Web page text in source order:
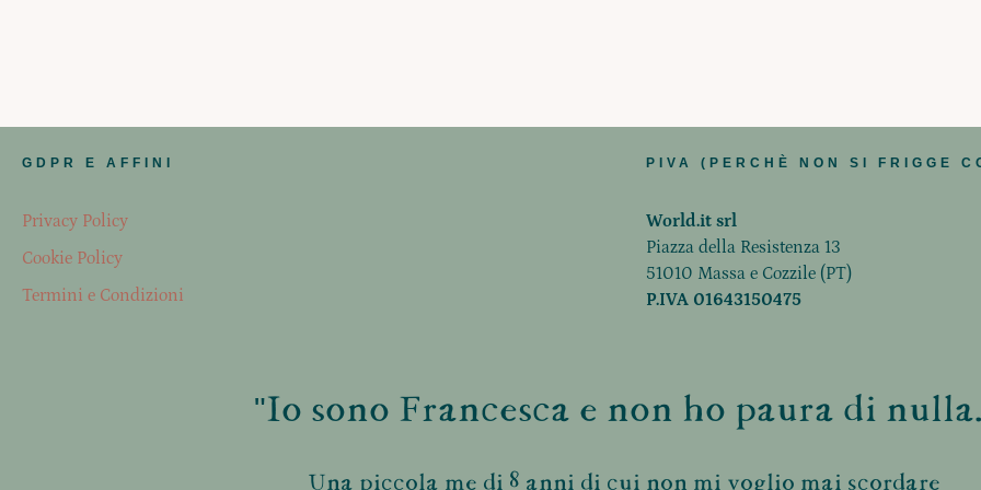
GDPR E AFFINI
Privacy Policy
Cookie Policy
Termini e Condizioni
PIVA (PERCHÈ NON SI FRIGGE
World.it srl
Piazza della Resistenza 13
51010 Massa e Cozzile (PT)
P.IVA 01643150475
"Io sono Francesca e non ho paura di
Una piccola me di 8 anni di cui non mi voglio mai scordare